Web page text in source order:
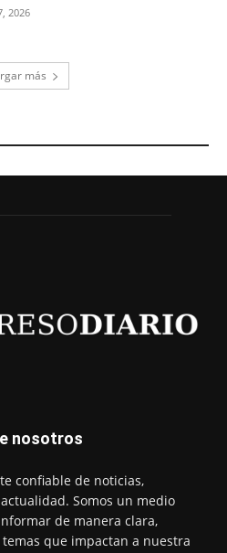
2026
más
nosotros
confiable de noticias,
Somos un medio
de manera clara,
que impactan a nuestra